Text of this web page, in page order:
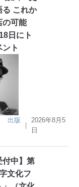
る これか
の可能
日にト
ント
出版
｜
2026年8月5
日
付中】第
文化フ